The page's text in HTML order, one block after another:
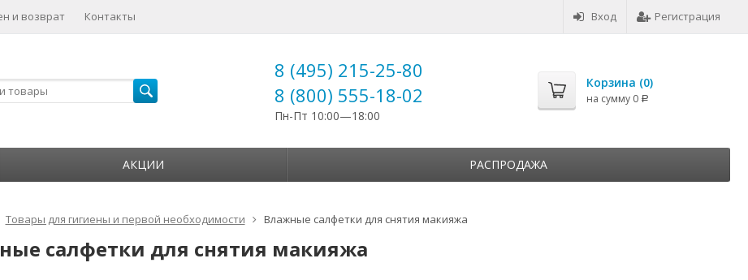
Вход Регистрация
и возврат Контакты
8 (495) 215-25-80
8 (800) 555-18-02
Пн-Пт 10:00—18:00
Корзина (0)
на сумму 0 Р
АКЦИИ РАСПРОДАЖА
Товары для гигиены и первой необходимости Влажные салфетки для снятия макияжа
салфетки для снятия макияжа